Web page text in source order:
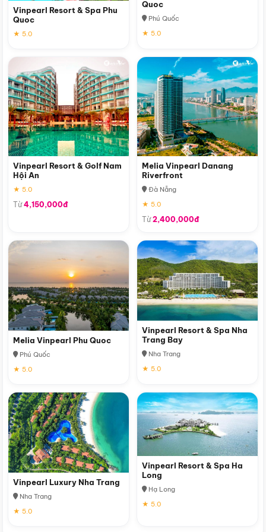
Vinpearl Resort & Spa Phu
Quoc
★ 5.0
Quoc
Phú Quốc
★ 5.0
Vinpearl Resort & Golf Nam
Hội An
★ 5.0
Từ4,150,000đ
Melia Vinpearl Danang
Riverfront
Đà Nẵng
★ 5.0
Từ2,400,000đ
Melia Vinpearl Phu Quoc
Phú Quốc
★ 5.0
Vinpearl Resort & Spa Nha
Trang Bay
Nha Trang
★ 5.0
Vinpearl Luxury Nha Trang
Nha Trang
★ 5.0
Vinpearl Resort & Spa Ha
Long
Hạ Long
★ 5.0